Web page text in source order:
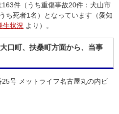
件（うち重傷事故20件：犬山市
ち死者1名）となっています（愛知
生状況 より）。
口町、扶桑町方面から、当事
号 メットライフ名古屋丸の内ビ